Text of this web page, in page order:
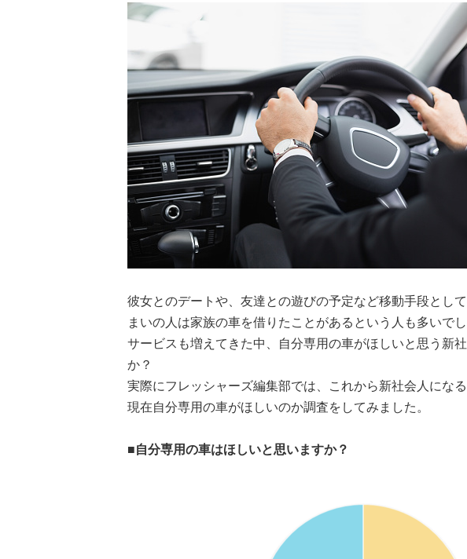
彼女とのデートや、友達との遊びの予定など移動手段とし
まいの人は家族の車を借りたことがあるという人も多いで
サービスも増えてきた中、自分専用の車がほしいと思う新
か？
実際にフレッシャーズ編集部では、これから新社会人にな
現在自分専用の車がほしいのか調査をしてみました。
■自分専用の車はほしいと思いますか？